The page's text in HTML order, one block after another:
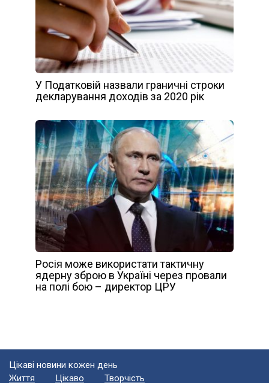
У Податковій назвали граничні строки
декларування доходів за 2020 рік
Росія може використати тактичну
ядерну зброю в Україні через провали
на полі бою – директор ЦРУ
Цікаві новини кожен день
Життя
Цікаво Творчість